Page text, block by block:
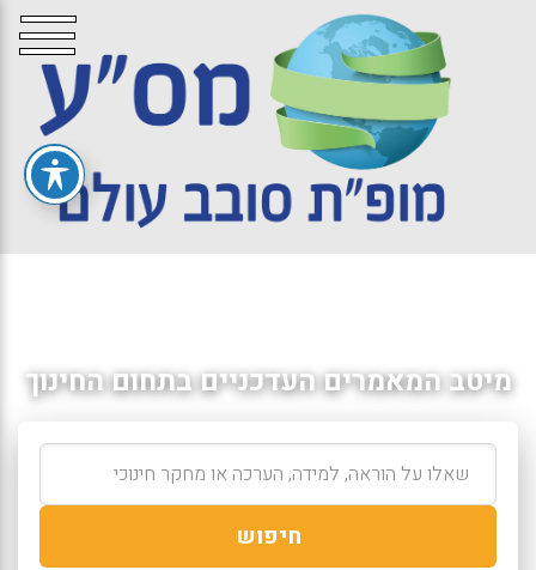
מיטב המאמרים העדכניים בתחום החינוך
חיפוש